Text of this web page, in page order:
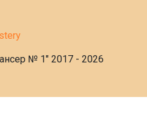
№ 1" 2017 - 2026